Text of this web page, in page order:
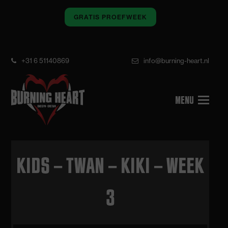
GRATIS PROEFWEEK
+31 6 51140869 info@burning-heart.nl
KIDS – TWAN – KIKI – WEEK
3